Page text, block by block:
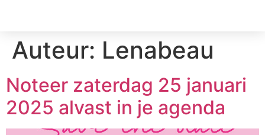
Auteur: Lenabeau
Noteer zaterdag 25 januari
2025 alvast in je agenda